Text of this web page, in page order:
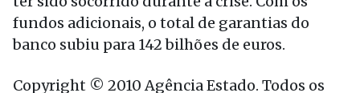
fundos adicionais, o total de garantias do
banco subiu para 142 bilhões de euros.
Copyright © 2010 Agência Estado. Todos os